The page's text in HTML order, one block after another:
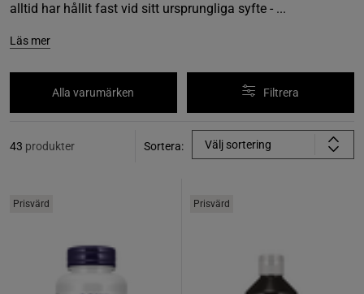
alltid har hållit fast vid sitt ursprungliga syfte - ...
Läs mer
Alla varumärken Filtrera
43 produkter Sortera: Välj sortering
Prisvärd Prisvärd